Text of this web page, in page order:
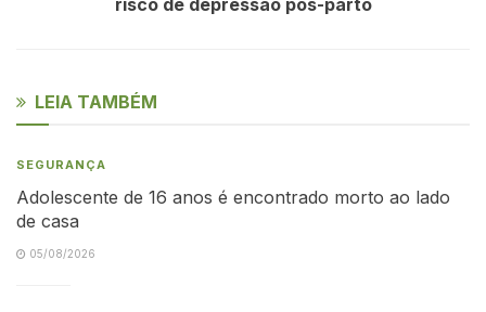
LEIA TAMBÉM
SEGURANÇA
Adolescente de 16 anos é encontrado morto ao lado
de casa
05/08/2026